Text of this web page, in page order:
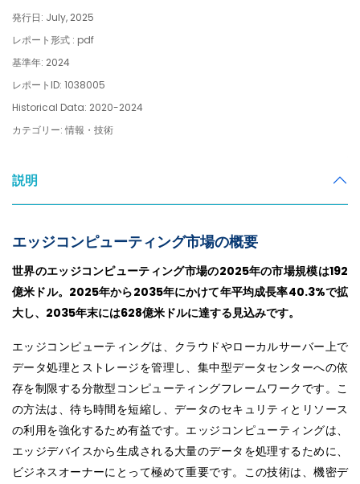
発行日: July, 2025
レポート形式 : pdf
基準年: 2024
レポートID: 1038005
Historical Data: 2020-2024
カテゴリー: 情報・技術
説明
エッジコンピューティング市場の概要
世界のエッジコンピューティング市場の2025年の市場規模は192
億米ドル。2025年から2035年にかけて年平均成長率40.3%で拡
大し、2035年末には628億米ドルに達する見込みです。
エッジコンピューティングは、クラウドやローカルサーバー上で
データ処理とストレージを管理し、集中型データセンターへの依
存を制限する分散型コンピューティングフレームワークです。こ
の方法は、待ち時間を短縮し、データのセキュリティとリソース
の利用を強化するため有益です。エッジコンピューティングは、
エッジデバイスから生成される大量のデータを処理するために、
ビジネスオーナーにとって極めて重要です。この技術は、機密デ